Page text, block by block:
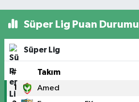
Süper Lig Puan Durumu
Süper Lig
# Takım
1 Amed